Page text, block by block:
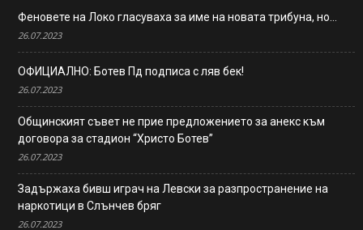
Феновете на Локо гласуваха за име на новата трибуна, но…
26.07.2023
ОФИЦИАЛНО: Ботев Пд подписа с ляв бек!
26.07.2023
Общинският съвет не прие предложението за анекс към
договора за стадион “Христо Ботев”
26.07.2023
Задържаха бивш играч на Левски за разпространение на
наркотици в Слънчев бряг
26.07.2023